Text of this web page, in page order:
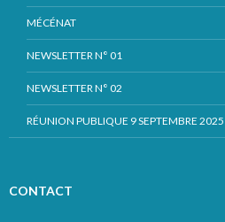
MÉCÉNAT
NEWSLETTER N° 01
NEWSLETTER N° 02
RÉUNION PUBLIQUE 9 SEPTEMBRE 2025
CONTACT